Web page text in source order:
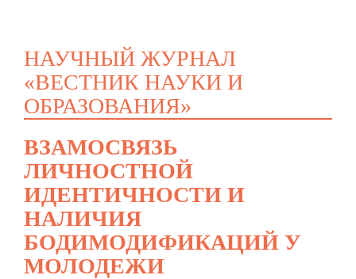
НАУЧНЫЙ ЖУРНАЛ
«ВЕСТНИК НАУКИ И
ОБРАЗОВАНИЯ»
ВЗАМОСВЯЗЬ
ЛИЧНОСТНОЙ
ИДЕНТИЧНОСТИ И
НАЛИЧИЯ
БОДИМОДИФИКАЦИЙ У
МОЛОДЕЖИ